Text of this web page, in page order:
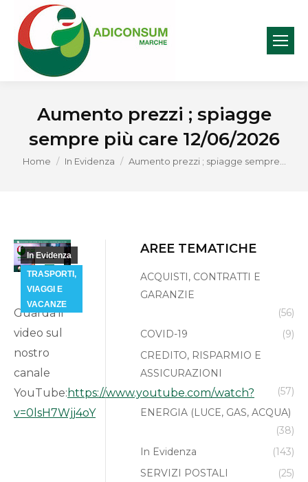
Aumento prezzi ; spiagge
sempre più care 12/06/2026
You are here:
Home In Evidenza Aumento prezzi ; spiagge sempre…
Giu
12
In Evidenza
TRASPORTI,
VIAGGI E
VACANZE
Guarda il
video sul
nostro
canale
YouTube: https://www.youtube.com/watch?
v=0lsH7Wjj4oY
AREE TEMATICHE
ACQUISTI, CONTRATTI E
GARANZIE
(56)
COVID-19
(9)
CREDITO, RISPARMIO E
ASSICURAZIONI
(57)
ENERGIA (LUCE, GAS, ACQUA)
(38)
In Evidenza
(143)
SERVIZI POSTALI
(25)